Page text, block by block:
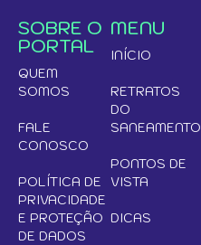
SOBRE O
PORTAL
QUEM
SOMOS
FALE
CONOSCO
POLÍTICA DE
PRIVACIDADE
E PROTEÇÃO
DE DADOS
MENU
INÍCIO
RETRATOS
DO
SANEAMENTO
PONTOS DE
VISTA
DICAS